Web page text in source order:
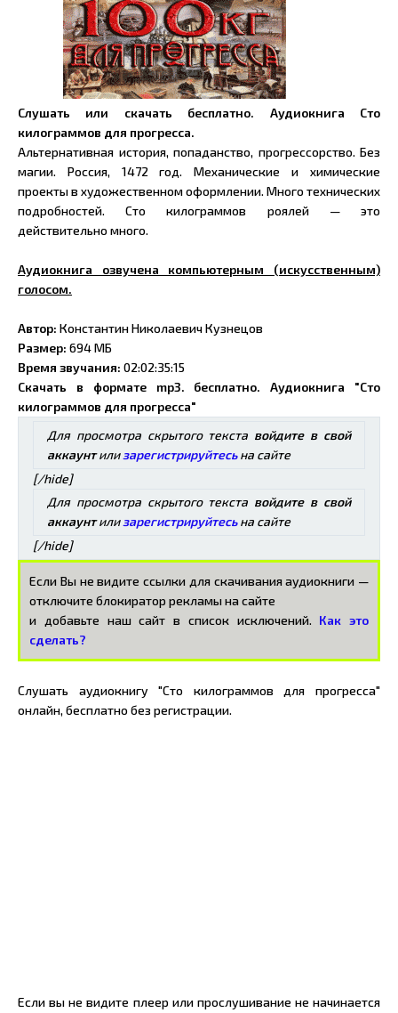
Слушать или скачать бесплатно. Аудиокнига Сто
килограммов для прогресса.
Альтернативная история, попаданство, прогрессорство. Без
магии. Россия, 1472 год. Механические и химические
проекты в художественном оформлении. Много технических
подробностей. Сто килограммов роялей — это
действительно много.
Аудиокнига озвучена компьютерным (искусственным)
голосом.
Автор: Константин Николаевич Кузнецов
Размер: 694 МБ
Время звучания: 02:02:35:15
Скачать в формате mp3. бесплатно. Аудиокнига "Сто
килограммов для прогресса"
Для просмотра скрытого текста войдите в свой
аккаунтилизарегистрируйтесьна сайте
[/hide]
Для просмотра скрытого текста войдите в свой
аккаунтилизарегистрируйтесьна сайте
[/hide]
Если Вы не видите ссылки для скачивания аудиокниги —
отключите блокиратор рекламы на сайте
и добавьте наш сайт в список исключений. Как это
сделать?
Слушать аудиокнигу "Сто килограммов для прогресса"
онлайн, бесплатно без регистрации.
Если вы не видите плеер или прослушивание не начинается